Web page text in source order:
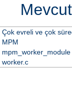
Çok evreli ve çok
MPM
mpm_worker_module
worker.c